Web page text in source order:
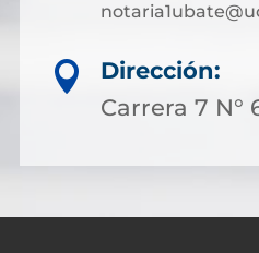

Dirección:
Carrera 7 N°